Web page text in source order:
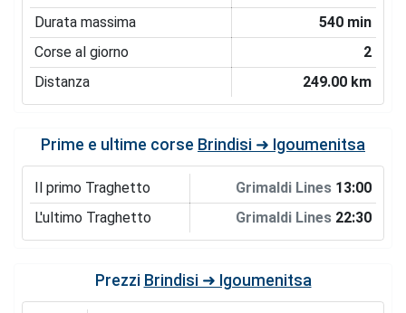
Durata massima
540 min
Corse al giorno
2
Distanza
249.00 km
Prime e ultime corse Brindisi ➜ Igoumenitsa
Il primo Traghetto Grimaldi Lines 13:00
L'ultimo Traghetto
Grimaldi Lines 22:30
Prezzi Brindisi ➜ Igoumenitsa